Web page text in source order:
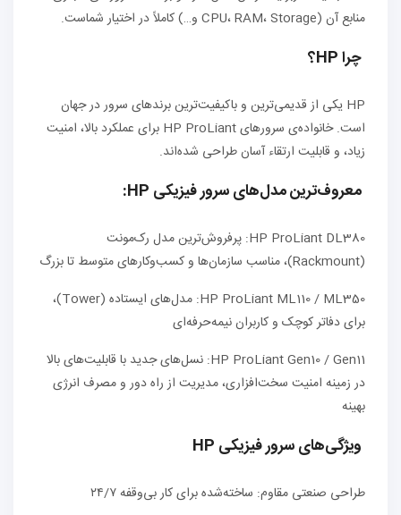
منابع آن (CPU، RAM، Storage و…) کاملاً در اختیار شماست.
چرا HP؟
HP یکی از قدیمی‌ترین و با‌کیفیت‌ترین برندهای سرور در جهان
است. خانواده‌ی سرورهای HP ProLiant برای عملکرد بالا، امنیت
زیاد، و قابلیت ارتقاء آسان طراحی شده‌اند.
معروف‌ترین مدل‌های سرور فیزیکی HP:
HP ProLiant DL380: پرفروش‌ترین مدل رک‌مونت
(Rackmount)، مناسب سازمان‌ها و کسب‌وکارهای متوسط تا بزرگ
HP ProLiant ML110 / ML350: مدل‌های ایستاده (Tower)،
برای دفاتر کوچک و کاربران نیمه‌حرفه‌ای
HP ProLiant Gen10 / Gen11: نسل‌های جدید با قابلیت‌های بالا
در زمینه امنیت سخت‌افزاری، مدیریت از راه دور و مصرف انرژی
بهینه
ویژگی‌های سرور فیزیکی HP
طراحی صنعتی مقاوم: ساخته‌شده برای کار بی‌وقفه ۲۴/۷